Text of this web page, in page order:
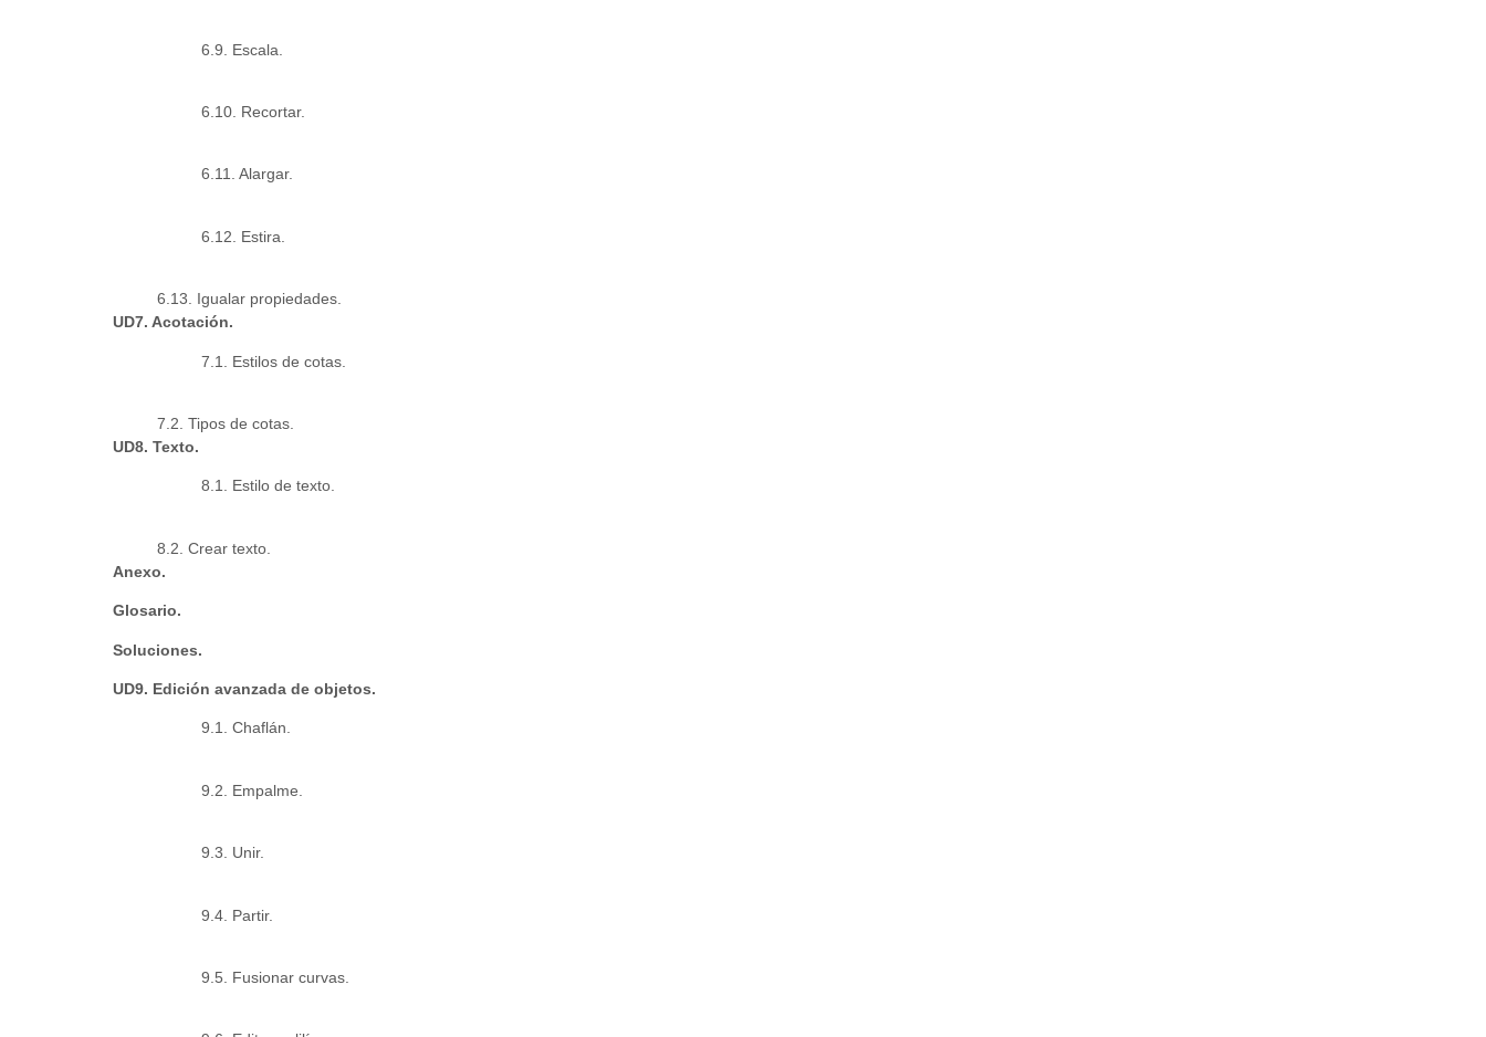
6.9. Escala.
6.10. Recortar.
6.11. Alargar.
6.12. Estira.
6.13. Igualar propiedades.
UD7. Acotación.
7.1. Estilos de cotas.
7.2. Tipos de cotas.
UD8. Texto.
8.1. Estilo de texto.
8.2. Crear texto.
Anexo.
Glosario.
Soluciones.
UD9. Edición avanzada de objetos.
9.1. Chaflán.
9.2. Empalme.
9.3. Unir.
9.4. Partir.
9.5. Fusionar curvas.